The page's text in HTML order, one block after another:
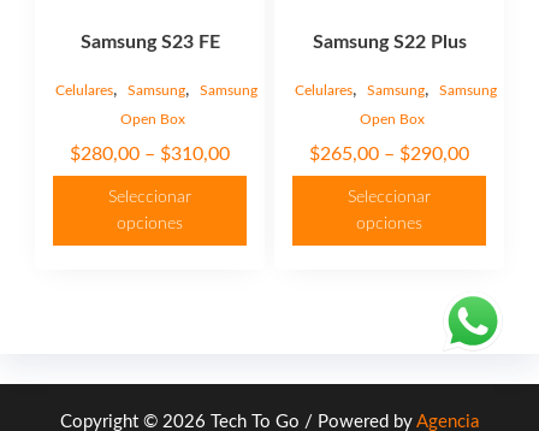
Samsung S23 FE
Celulares, Samsung,
Samsung
Open Box
$280,00 – $310,00Price
through
Seleccionar
opciones
Samsung S22 Plus
Celulares, Samsung,
Samsung
Open Box
$265,00 – $290,00Price
through
Seleccionar
opciones
Copyright © 2026 Tech To Go / Powered by Agencia